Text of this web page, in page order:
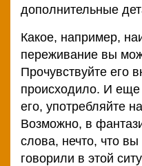
дополнительные
Какое, например,
переживание вы
Прочувствуйте его
происходило. И
его, употребляйте
Возможно, в
слова, нечто, что вы
говорили в этой